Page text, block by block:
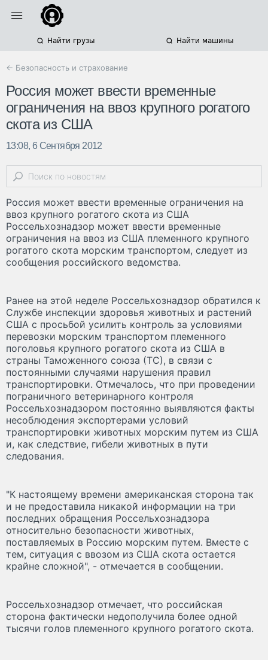
Найти грузы Найти машины
← Безопасность и страхование
Россия может ввести временные
ограничения на ввоз крупного рогатого
скота из США
13:08, 6 Сентября 2012
Россия может ввести временные ограничения на
ввоз крупного рогатого скота из США
Россельхознадзор может ввести временные
ограничения на ввоз из США племенного крупного
рогатого скота морским транспортом, следует из
сообщения российского ведомства.
Ранее на этой неделе Россельхознадзор обратился к
Службе инспекции здоровья животных и растений
США с просьбой усилить контроль за условиями
перевозки морским транспортом племенного
поголовья крупного рогатого скота из США в
страны Таможенного союза (ТС), в связи с
постоянными случаями нарушения правил
транспортировки. Отмечалось, что при проведении
пограничного ветеринарного контроля
Россельхознадзором постоянно выявляются факты
несоблюдения экспортерами условий
транспортировки животных морским путем из США
и, как следствие, гибели животных в пути
следования.
"К настоящему времени американская сторона так
и не предоставила никакой информации на три
последних обращения Россельхознадзора
относительно безопасности животных,
поставляемых в Россию морским путем. Вместе с
тем, ситуация с ввозом из США скота остается
крайне сложной", - отмечается в сообщении.
Россельхознадзор отмечает, что российская
сторона фактически недополучила более одной
тысячи голов племенного крупного рогатого скота.